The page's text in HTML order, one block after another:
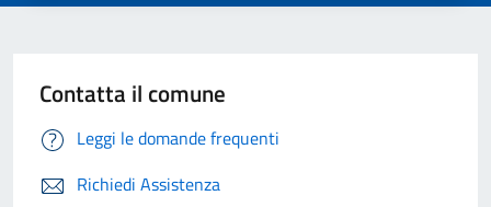
Contatta il comune
Leggi le domande frequenti
Richiedi Assistenza